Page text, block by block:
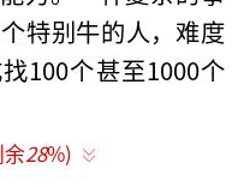
特别牛的人，难度
100个甚至1000个
件、复杂硬件、复
余28%)